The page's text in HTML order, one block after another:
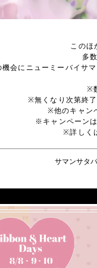
このほ
多
機会にニューミーバイサ
※
※無くなり次第終
※他のキャン
※キャンペーン
※詳しく
サマンサタ